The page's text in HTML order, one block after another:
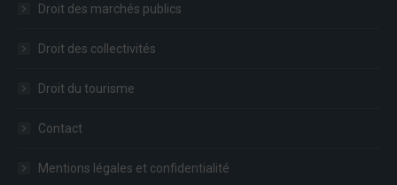
Droit des marchés publics
Droit des collectivités
Droit du tourisme
Contact
Mentions légales et confidentialité